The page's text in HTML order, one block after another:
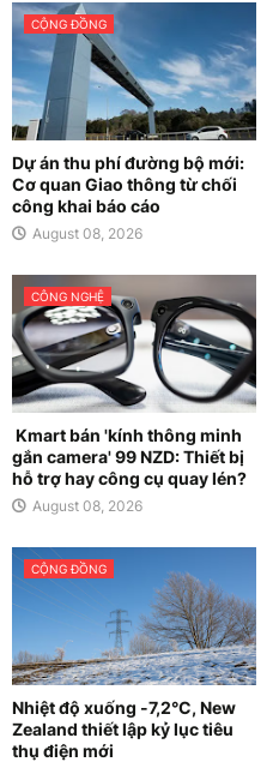
CỘNG ĐỒNG
Dự án thu phí đường bộ mới:
Cơ quan Giao thông từ chối
công khai báo cáo
August 08, 2026
CÔNG NGHỆ
Kmart bán 'kính thông minh
gắn camera' 99 NZD: Thiết bị
hỗ trợ hay công cụ quay lén?
August 08, 2026
CỘNG ĐỒNG
Nhiệt độ xuống -7,2°C, New
Zealand thiết lập kỷ lục tiêu
thụ điện mới